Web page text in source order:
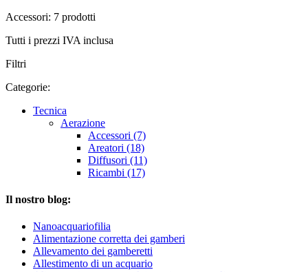
Accessori: 7 prodotti
Tutti i prezzi IVA inclusa
Filtri
Categorie:
Tecnica
Aerazione
Accessori (7)
Areatori (18)
Diffusori (11)
Ricambi (17)
Il nostro blog:
Nanoacquariofilia
Alimentazione corretta dei gamberi
Allevamento dei gamberetti
Allestimento di un acquario